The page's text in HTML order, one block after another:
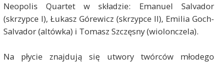
Neopolis Quartet w składzie: Emanuel Salvador
(skrzypce I), Łukasz Górewicz (skrzypce II), Emilia Goch-
Salvador (altówka) i Tomasz Szczęsny (wiolonczela).
Na płycie znajdują się utwory twórców młodego